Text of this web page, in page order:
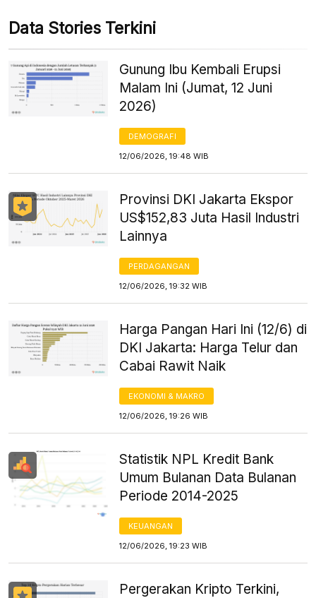
Data Stories Terkini
Gunung Ibu Kembali Erupsi
Malam Ini (Jumat, 12 Juni
2026)
DEMOGRAFI
12/06/2026, 19:48 WIB
Provinsi DKI Jakarta Ekspor
US$152,83 Juta Hasil Industri
Lainnya
PERDAGANGAN
12/06/2026, 19:32 WIB
Harga Pangan Hari Ini (12/6) di
DKI Jakarta: Harga Telur dan
Cabai Rawit Naik
EKONOMI & MAKRO
12/06/2026, 19:26 WIB
Statistik NPL Kredit Bank
Umum Bulanan Data Bulanan
Periode 2014-2025
KEUANGAN
12/06/2026, 19:23 WIB
Pergerakan Kripto Terkini,